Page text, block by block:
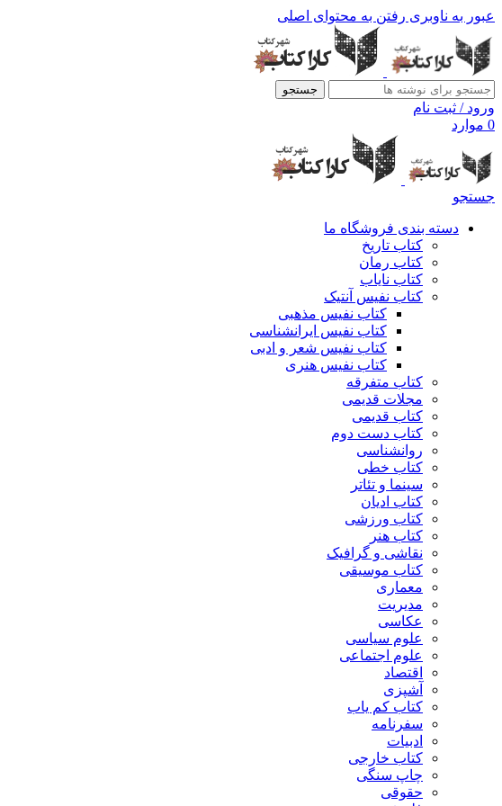
عبور به ناوبری رفتن به محتوای اصلی
جستجو
ورود / ثبت نام
0 موارد
جستجو
دسته بندی فروشگاه ما
کتاب تاریخ
کتاب رمان
کتاب نایاب
کتاب نفیس آنتیک
کتاب نفیس مذهبی
کتاب نفیس ایرانشناسی
کتاب نفیس شعر و ادبی
کتاب نفیس هنری
کتاب متفرقه
مجلات قدیمی
کتاب قدیمی
کتاب دست دوم
روانشناسی
کتاب خطی
سینما و تئاتر
کتاب ادیان
کتاب ورزشی
کتاب هنر
نقاشی و گرافیک
کتاب موسیقی
معماری
مدیریت
عکاسی
علوم سیاسی
علوم اجتماعی
اقتصاد
آشپزی
کتاب کم یاب
سفرنامه
ادبیات
کتاب خارجی
چاپ سنگی
حقوقی